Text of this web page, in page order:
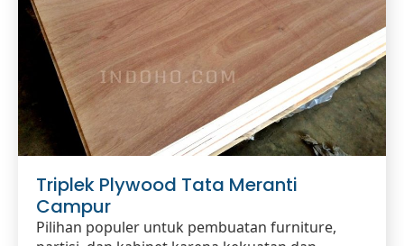
Triplek Plywood Tata Meranti
Campur
Pilihan populer untuk pembuatan furniture,